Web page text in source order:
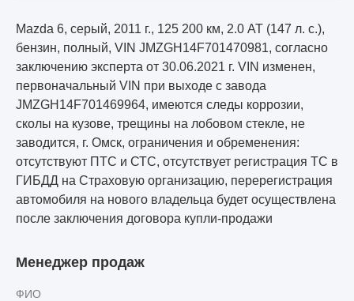
Mazda 6, серый, 2011 г., 125 200 км, 2.0 АТ (147 л. с.),
бензин, полный, VIN JMZGH14F701470981, согласно
заключению эксперта от 30.06.2021 г. VIN изменен,
первоначальный VIN при выходе с завода
JMZGH14F701469964, имеются следы коррозии,
сколы на кузове, трещины на лобовом стекле, не
заводится, г. Омск, ограничения и обременения:
отсутствуют ПТС и СТС, отсутствует регистрация ТС в
ГИБДД на Страховую организацию, перерегистрация
автомобиля на нового владельца будет осуществлена
после заключения договора купли-продажи
Менеджер продаж
ФИО